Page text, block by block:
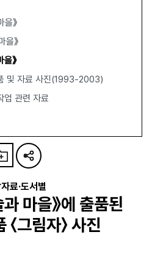
》
을》
》
및 자료 사진(1993-2003)
관련 자료
료·도서별
마을》에 출품된
그림자〉 사진